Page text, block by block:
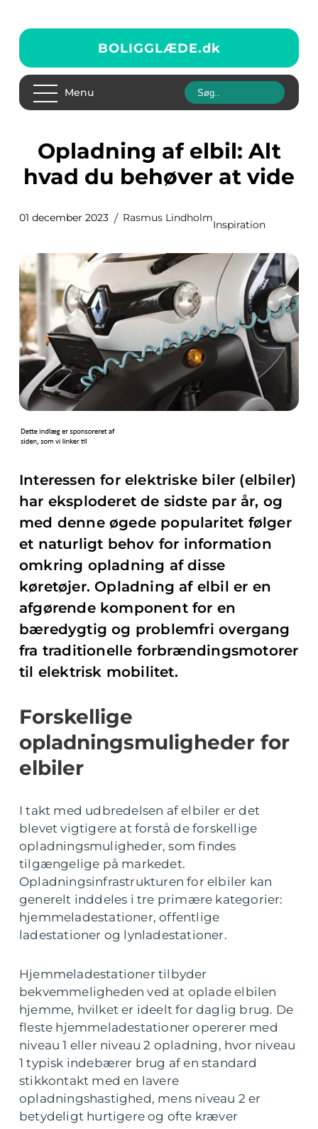
BOLIGGLÆDE.dk
Menu
Opladning af elbil: Alt
hvad du behøver at vide
01 december 2023 Rasmus Lindholm
Inspiration
Interessen for elektriske biler (elbiler)
har eksploderet de sidste par år, og
med denne øgede popularitet følger
et naturligt behov for information
omkring opladning af disse
køretøjer. Opladning af elbil er en
afgørende komponent for en
bæredygtig og problemfri overgang
fra traditionelle forbrændingsmotorer
til elektrisk mobilitet.
Forskellige
opladningsmuligheder for
elbiler
I takt med udbredelsen af elbiler er det
blevet vigtigere at forstå de forskellige
opladningsmuligheder, som findes
tilgængelige på markedet.
Opladningsinfrastrukturen for elbiler kan
generelt inddeles i tre primære kategorier:
hjemmeladestationer, offentlige
ladestationer og lynladestationer.
Hjemmeladestationer tilbyder
bekvemmeligheden ved at oplade elbilen
hjemme, hvilket er ideelt for daglig brug. De
fleste hjemmeladestationer opererer med
niveau 1 eller niveau 2 opladning, hvor niveau
1 typisk indebærer brug af en standard
stikkontakt med en lavere
opladningshastighed, mens niveau 2 er
betydeligt hurtigere og ofte kræver